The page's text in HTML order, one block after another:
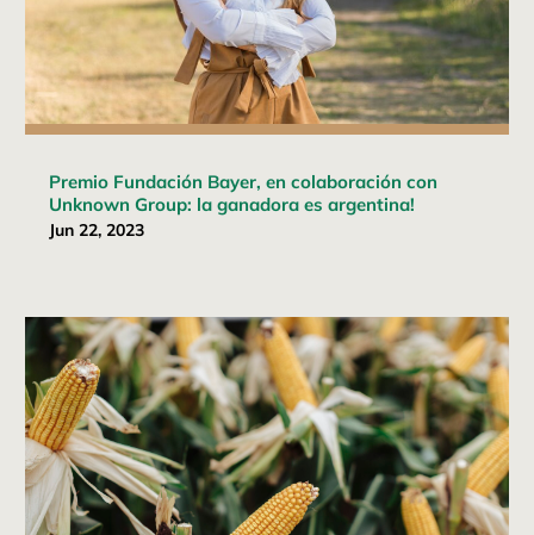
Premio Fundación Bayer, en colaboración con
Unknown Group: la ganadora es argentina!
Jun 22, 2023